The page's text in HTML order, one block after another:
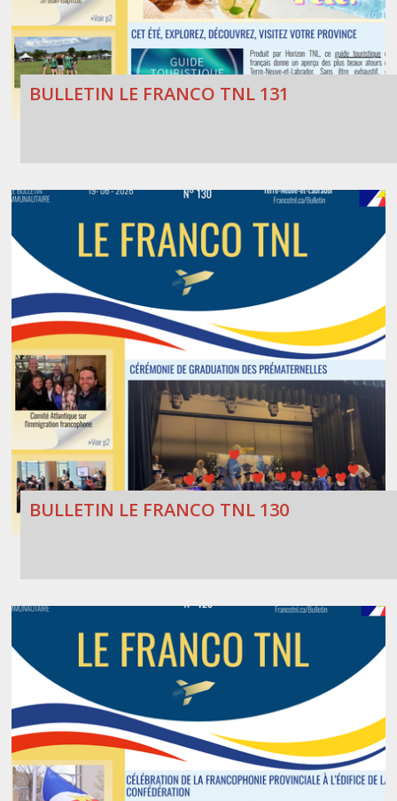
BULLETIN LE FRANCO TNL 131
BULLETIN LE FRANCO TNL 130